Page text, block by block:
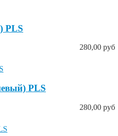
PLS
280,00 руб
PLS
280,00 руб